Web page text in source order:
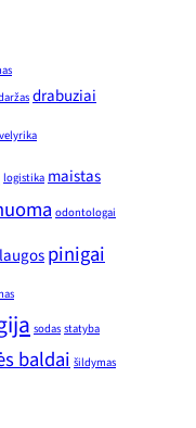
drabuziai
logistika maistas
odontologai
pinigai
sodas statyba
baldai šildymas